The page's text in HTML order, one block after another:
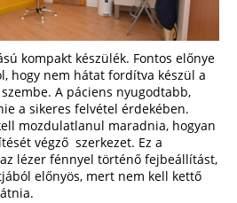
kompakt készülék. Fontos előnye
hogy nem hátat fordítva készül a
A páciens nyugodtabb,
a sikeres felvétel érdekében.
mozdulatlanul maradnia, hogyan
végző szerkezet. Ez a
lézer fénnyel történő fejbeállítást,
előnyös, mert nem kell kettő